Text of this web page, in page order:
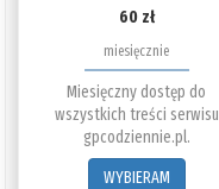
60 zł
miesięcznie
Miesięczny dostęp do
wszystkich treści serwisu
gpcodziennie.pl.
WYBIERAM